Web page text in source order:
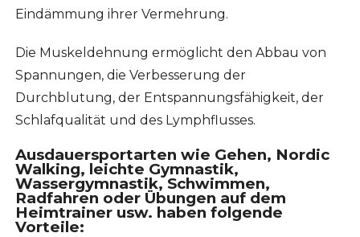
Eindämmung ihrer Vermehrung.
Die Muskeldehnung ermöglicht den Abbau von
Spannungen, die Verbesserung der
Durchblutung, der Entspannungsfähigkeit, der
Schlafqualität und des Lymphflusses.
Ausdauersportarten wie Gehen, Nordic
Walking, leichte Gymnastik,
Wassergymnastik, Schwimmen,
Radfahren oder Übungen auf dem
Heimtrainer usw. haben folgende
Vorteile: